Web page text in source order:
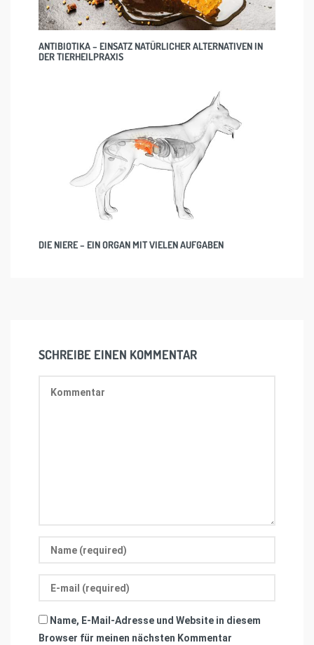
ANTIBIOTIKA – EINSATZ NATÜRLICHER ALTERNATIVEN IN
DER TIERHEILPRAXIS
DIE NIERE – EIN ORGAN MIT VIELEN AUFGABEN
SCHREIBE EINEN KOMMENTAR
Name, E-Mail-Adresse und Website in diesem
Browser für meinen nächsten Kommentar